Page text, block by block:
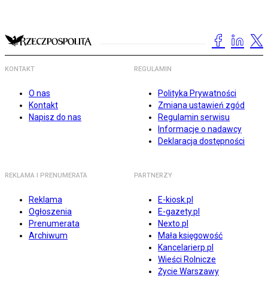
KONTAKT
O nas
Kontakt
Napisz do nas
REGULAMIN
Polityka Prywatności
Zmiana ustawień zgód
Regulamin serwisu
Informacje o nadawcy
Deklaracja dostępności
REKLAMA I PRENUMERATA
Reklama
Ogłoszenia
Prenumerata
Archiwum
PARTNERZY
E-kiosk.pl
E-gazety.pl
Nexto.pl
Mała księgowość
Kancelarierp.pl
Wieści Rolnicze
Życie Warszawy